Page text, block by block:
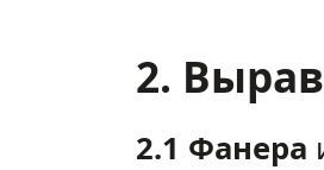
2.
2.1 Фанера